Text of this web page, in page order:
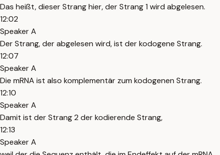
Das heißt, dieser Strang hier, der Strang 1 wird abgelesen.
12:02
Speaker A
Der Strang, der abgelesen wird, ist der kodogene Strang.
12:07
Speaker A
Die mRNA ist also komplementär zum kodogenen Strang.
12:10
Speaker A
Damit ist der Strang 2 der kodierende Strang,
12:13
Speaker A